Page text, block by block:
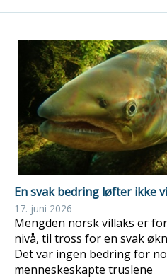
En svak bedring løfter ikke
17. juni 2026
Mengden norsk villaks er
nivå, til tross for en svak
Det var ingen bedring for
menneskeskapte truslene